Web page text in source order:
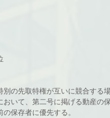
別の先取特権が互いに競合する
おいて、第二号に掲げる動産の
保存者に優先する。